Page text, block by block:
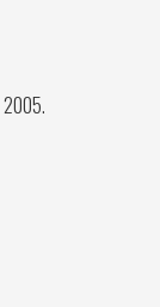
2005.